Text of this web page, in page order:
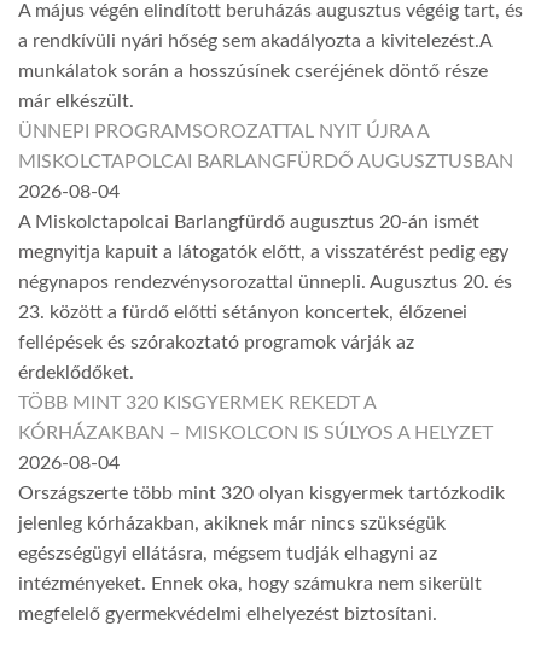
A május végén elindított beruházás augusztus végéig tart, és
a rendkívüli nyári hőség sem akadályozta a kivitelezést.A
munkálatok során a hosszúsínek cseréjének döntő része
már elkészült.
ÜNNEPI PROGRAMSOROZATTAL NYIT ÚJRA A
MISKOLCTAPOLCAI BARLANGFÜRDŐ AUGUSZTUSBAN
2026-08-04
A Miskolctapolcai Barlangfürdő augusztus 20-án ismét
megnyitja kapuit a látogatók előtt, a visszatérést pedig egy
négynapos rendezvénysorozattal ünnepli. Augusztus 20. és
23. között a fürdő előtti sétányon koncertek, élőzenei
fellépések és szórakoztató programok várják az
érdeklődőket.
TÖBB MINT 320 KISGYERMEK REKEDT A
KÓRHÁZAKBAN – MISKOLCON IS SÚLYOS A HELYZET
2026-08-04
Országszerte több mint 320 olyan kisgyermek tartózkodik
jelenleg kórházakban, akiknek már nincs szükségük
egészségügyi ellátásra, mégsem tudják elhagyni az
intézményeket. Ennek oka, hogy számukra nem sikerült
megfelelő gyermekvédelmi elhelyezést biztosítani.